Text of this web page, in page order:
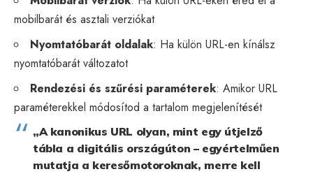
mobilbarát és asztali verziókat
Nyomtatóbarát oldalak: Ha külön URL-en kínálsz
nyomtatóbarát változatot
Rendezési és szűrési paraméterek: Amikor URL
paraméterekkel módosítod a tartalom megjelenítését
„A kanonikus URL olyan, mint egy útjelző
tábla a digitális országúton – egyértelműen
mutatja a keresőmotoroknak, merre kell